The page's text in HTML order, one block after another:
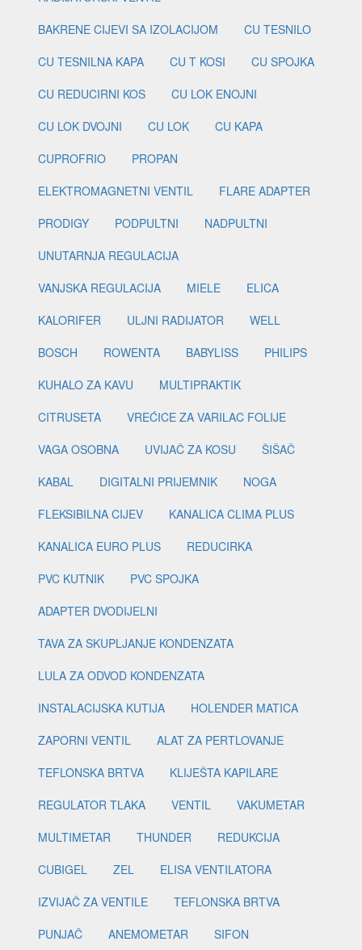
BAKRENE CIJEVI SA IZOLACIJOM
CU TESNILO
CU TESNILNA KAPA
CU T KOSI
CU SPOJKA
CU REDUCIRNI KOS
CU LOK ENOJNI
CU LOK DVOJNI
CU LOK
CU KAPA
CUPROFRIO
PROPAN
ELEKTROMAGNETNI VENTIL
FLARE ADAPTER
PRODIGY
PODPULTNI
NADPULTNI
UNUTARNJA REGULACIJA
VANJSKA REGULACIJA
MIELE
ELICA
KALORIFER
ULJNI RADIJATOR
WELL
BOSCH
ROWENTA BABYLISS
PHILIPS
KUHALO ZA KAVU
MULTIPRAKTIK
CITRUSETA
VREĆICE ZA VARILAC FOLIJE
VAGA OSOBNA
UVIJAČ ZA KOSU
ŠIŠAČ
KABAL
DIGITALNI PRIJEMNIK
NOGA
FLEKSIBILNA CIJEV
KANALICA CLIMA PLUS
KANALICA EURO PLUS
REDUCIRKA
PVC KUTNIK
PVC SPOJKA
ADAPTER DVODIJELNI
TAVA ZA SKUPLJANJE KONDENZATA
LULA ZA ODVOD KONDENZATA
INSTALACIJSKA KUTIJA
HOLENDER MATICA
ZAPORNI VENTIL
ALAT ZA PERTLOVANJE
TEFLONSKA BRTVA
KLIJEŠTA KAPILARE
REGULATOR TLAKA
VENTIL
VAKUMETAR
MULTIMETAR
THUNDER
REDUKCIJA
CUBIGEL
ZEL
ELISA VENTILATORA
IZVIJAČ ZA VENTILE
TEFLONSKA BRTVA
PUNJAČ
ANEMOMETAR
SIFON